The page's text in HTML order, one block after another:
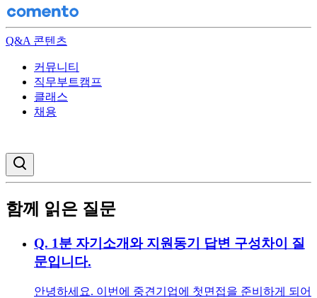
Q&A 콘텐츠
커뮤니티
직무부트캠프
클래스
채용
함께 읽은 질문
Q. 1분 자기소개와 지원동기 답변 구성차이 질
문입니다.
안녕하세요. 이번에 중견기업에 첫면접을 준비하게 되어